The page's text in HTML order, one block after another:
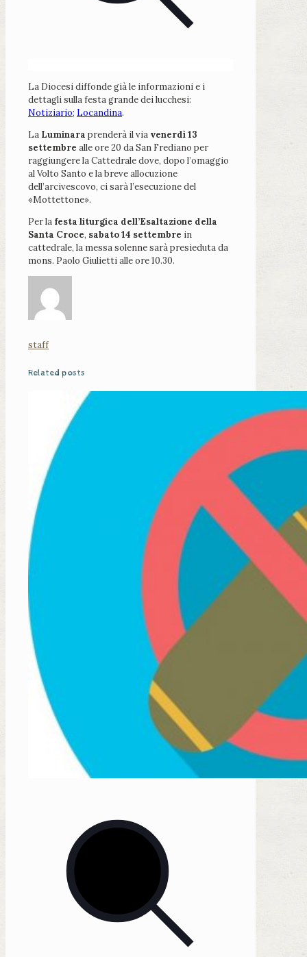
La Diocesi diffonde già le informazioni e i
dettagli sulla festa grande dei lucchesi:
Notiziario; Locandina.
La Luminara prenderà il via venerdì 13
settembre alle ore 20 da San Frediano per
raggiungere la Cattedrale dove, dopo l’omaggio
al Volto Santo e la breve allocuzione
dell’arcivescovo, ci sarà l’esecuzione del
«Mottettone».
Per la festa liturgica dell’Esaltazione della
Santa Croce, sabato 14 settembre in
cattedrale, la messa solenne sarà presieduta da
mons. Paolo Giulietti alle ore 10.30.
staff
Related posts